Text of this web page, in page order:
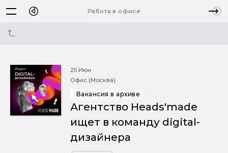
Работа в офисе
25 Июн
Офис (Москва)
Вакансия в архиве
Агентство Heads'made
ищет в команду digital-
дизайнера